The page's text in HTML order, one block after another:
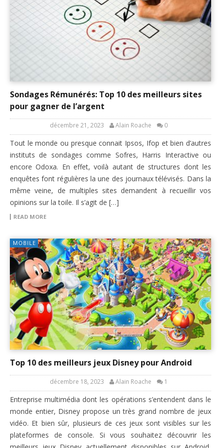
Sondages Rémunérés: Top 10 des meilleurs sites
pour gagner de l’argent
décembre 21, 2023 Alain Roache 0
Tout le monde ou presque connait Ipsos, Ifop et bien d’autres
instituts de sondages comme Sofres, Harris Interactive ou
encore Odoxa. En effet, voilà autant de structures dont les
enquêtes font régulières la une des journaux télévisés. Dans la
même veine, de multiples sites demandent à recueillir vos
opinions sur la toile. Il s’agit de […]
READ MORE
MOBILE
Top 10 des meilleurs jeux Disney pour Android
décembre 18, 2023 Alain Roache 1
Entreprise multimédia dont les opérations s’entendent dans le
monde entier, Disney propose un très grand nombre de jeux
vidéo. Et bien sûr, plusieurs de ces jeux sont visibles sur les
plateformes de console. Si vous souhaitez découvrir les